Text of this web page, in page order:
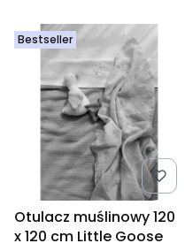
Bestseller
Otulacz muślinowy 120
x 120 cm Little Goose